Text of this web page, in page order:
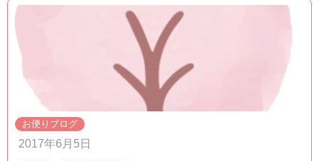
お便りブログ
2017年6月5日